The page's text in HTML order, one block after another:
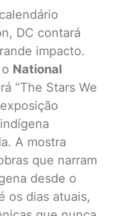
DC contará
impacto.
National
“The Stars We
A mostra
que narram
desde o
os dias atuais,